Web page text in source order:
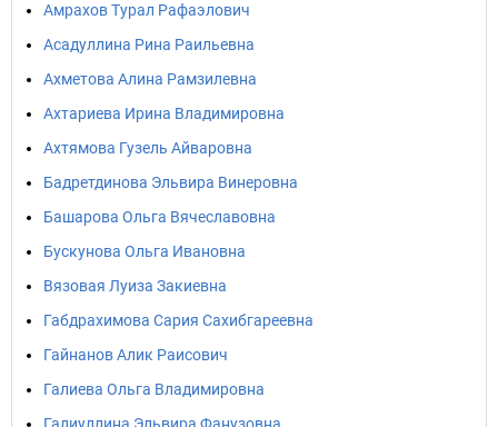
Амрахов Турал Рафаэлович
Асадуллина Рина Раильевна
Ахметова Алина Рамзилевна
Ахтариева Ирина Владимировна
Ахтямова Гузель Айваровна
Бадретдинова Эльвира Винеровна
Башарова Ольга Вячеславовна
Бускунова Ольга Ивановна
Вязовая Луиза Закиевна
Габдрахимова Сария Сахибгареевна
Гайнанов Алик Раисович
Галиева Ольга Владимировна